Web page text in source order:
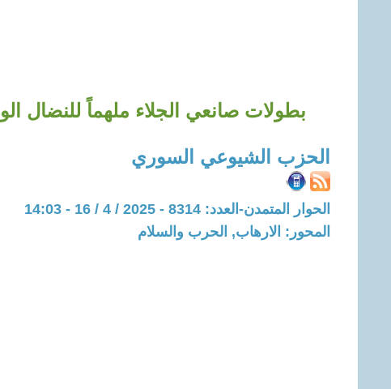
بطولات صانعي الجلاء ملهماً للنضال
الحزب الشيوعي السوري
الحوار المتمدن-العدد: 8314 - 2025 / 4 / 16 - 14:03
المحور: الارهاب, الحرب والسلام